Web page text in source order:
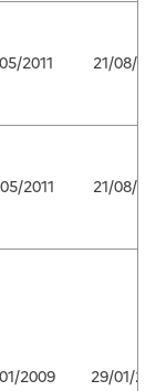
2011 21/08/
2011 21/08/
2009 29/01/